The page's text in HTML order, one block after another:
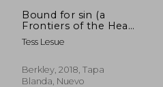
Bound for sin (a
Frontiers of the Heart
Novel) (en Inglés)
Tess Lesue
Berkley, 2018, Tapa
Blanda, Nuevo